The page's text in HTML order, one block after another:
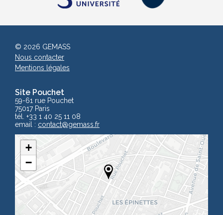
Site Pouchet
59-61 rue Pouchet
75017 Paris
tél. +33 1 40 25 11 08
email : contact@gemass.fr
+
−
© 2026 GEMASS
Nous contacter
Mentions légales